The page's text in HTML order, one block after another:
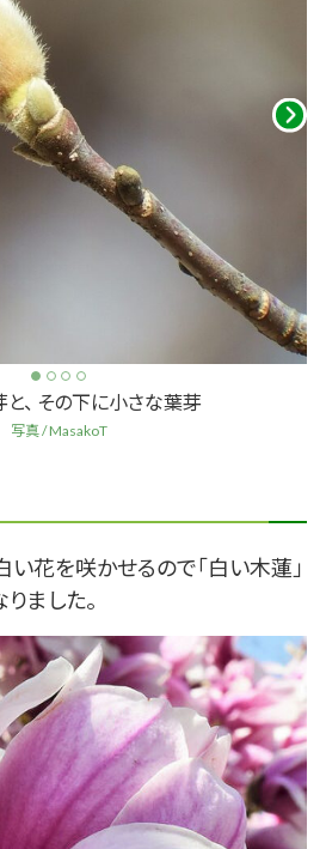
、 その下に小さな葉芽
写真 / MasakoT
花を咲かせるので「白い木蓮」
ました。